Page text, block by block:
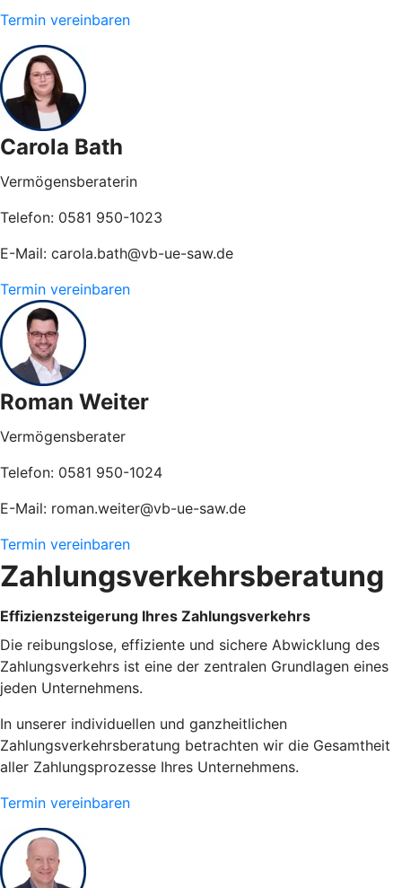
Termin vereinbaren
Carola Bath
Vermögensberaterin
Telefon: 0581 950-1023
E-Mail: carola.bath@vb-ue-saw.de
Termin vereinbaren
Roman Weiter
Vermögensberater
Telefon: 0581 950-1024
E-Mail: roman.weiter@vb-ue-saw.de
Termin vereinbaren
Zahlungsverkehrsberatung
Effizienzsteigerung Ihres Zahlungsverkehrs
Die reibungslose, effiziente und sichere Abwicklung des
Zahlungsverkehrs ist eine der zentralen Grundlagen eines
jeden Unternehmens.
In unserer individuellen und ganzheitlichen
Zahlungsverkehrsberatung betrachten wir die Gesamtheit
aller Zahlungsprozesse Ihres Unternehmens.
Termin vereinbaren